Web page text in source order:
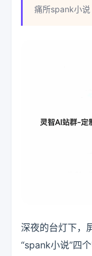
痛所spank小说
深夜的台灯下，
“spank小说”四